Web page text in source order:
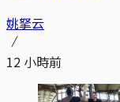
姚拏云
12 小時前